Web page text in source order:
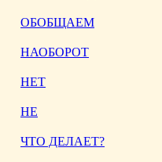
ОБОБЩАЕМ
НАОБОРОТ
НЕТ
НЕ
ЧТО ДЕЛАЕТ?